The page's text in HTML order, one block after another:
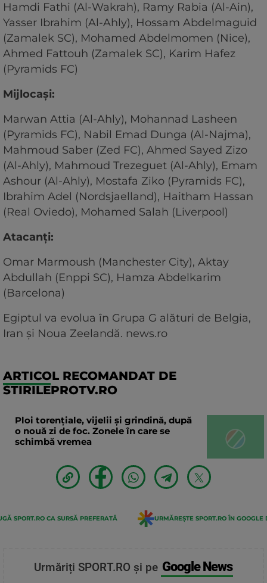
Hamdi Fathi (Al-Wakrah), Ramy Rabia (Al-Ain),
Yasser Ibrahim (Al-Ahly), Hossam Abdelmaguid
(Zamalek SC), Mohamed Abdelmomen (Nice),
Ahmed Fattouh (Zamalek SC), Karim Hafez
(Pyramids FC)
Mijlocaşi:
Marwan Attia (Al-Ahly), Mohannad Lasheen
(Pyramids FC), Nabil Emad Dunga (Al-Najma),
Mahmoud Saber (Zed FC), Ahmed Sayed Zizo
(Al-Ahly), Mahmoud Trezeguet (Al-Ahly), Emam
Ashour (Al-Ahly), Mostafa Ziko (Pyramids FC),
Ibrahim Adel (Nordsjaelland), Haitham Hassan
(Real Oviedo), Mohamed Salah (Liverpool)
Atacanţi:
Omar Marmoush (Manchester City), Aktay
Abdullah (Enppi SC), Hamza Abdelkarim
(Barcelona)
Egiptul va evolua în Grupa G alături de Belgia,
Iran şi Noua Zeelandă. news.ro
ARTICOL RECOMANDAT DE
STIRILEPROTV.RO
Ploi torențiale, vijelii și grindină, după
o nouă zi de foc. Zonele în care se
schimbă vremea
SPORT.RO CA SURSĂ PREFERATĂ URMĂREȘTE SPORT.RO ÎN GOOGLE
Urmăriți SPORT.RO și pe Google News